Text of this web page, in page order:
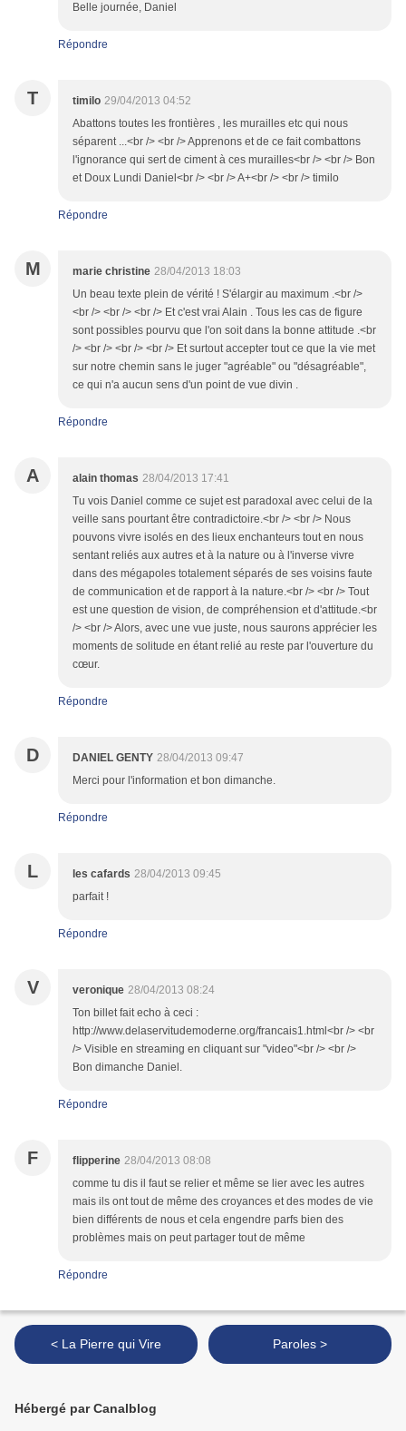
Belle journée, Daniel
Répondre
T timilo 29/04/2013 04:52
Abattons toutes les frontières , les murailles etc qui nous
séparent ...<br /> <br /> Apprenons et de ce fait combattons
l'ignorance qui sert de ciment à ces murailles<br /> <br /> Bon
et Doux Lundi Daniel<br /> <br /> A+<br /> <br /> timilo
Répondre
M marie christine 28/04/2013 18:03
Un beau texte plein de vérité ! S'élargir au maximum .<br />
<br /> <br /> <br /> Et c'est vrai Alain . Tous les cas de figure
sont possibles pourvu que l'on soit dans la bonne attitude .<br
/> <br /> <br /> <br /> Et surtout accepter tout ce que la vie met
sur notre chemin sans le juger "agréable" ou "désagréable",
ce qui n'a aucun sens d'un point de vue divin .
Répondre
A alain thomas 28/04/2013 17:41
Tu vois Daniel comme ce sujet est paradoxal avec celui de la
veille sans pourtant être contradictoire.<br /> <br /> Nous
pouvons vivre isolés en des lieux enchanteurs tout en nous
sentant reliés aux autres et à la nature ou à l'inverse vivre
dans des mégapoles totalement séparés de ses voisins faute
de communication et de rapport à la nature.<br /> <br /> Tout
est une question de vision, de compréhension et d'attitude.<br
/> <br /> Alors, avec une vue juste, nous saurons apprécier les
moments de solitude en étant relié au reste par l'ouverture du
cœur.
Répondre
D DANIEL GENTY 28/04/2013 09:47
Merci pour l'information et bon dimanche.
Répondre
L les cafards 28/04/2013 09:45
parfait !
Répondre
V veronique 28/04/2013 08:24
Ton billet fait echo à ceci :
http://www.delaservitudemoderne.org/francais1.html<br /> <br
/> Visible en streaming en cliquant sur "video"<br /> <br />
Bon dimanche Daniel.
Répondre
F flipperine 28/04/2013 08:08
comme tu dis il faut se relier et même se lier avec les autres
mais ils ont tout de même des croyances et des modes de vie
bien différents de nous et cela engendre parfs bien des
problèmes mais on peut partager tout de même
Répondre
< La Pierre qui Vire Paroles >
Hébergé par Canalblog